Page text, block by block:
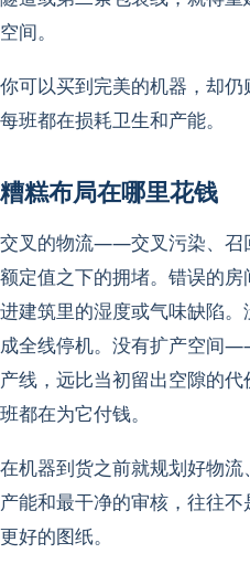
空间。
你可以买到完美的机器，却
每班都在损耗卫生和产能。
糟糕布局在哪里花钱
交叉的物流——交叉污染、召
额定值之下的拥堵。错误的
进建筑里的湿度或气味缺陷
成全线停机。没有扩产空间
产线，远比当初留出空隙的
班都在为它付钱。
在机器到货之前就规划好物
产能和最干净的审核，往往
更好的图纸。